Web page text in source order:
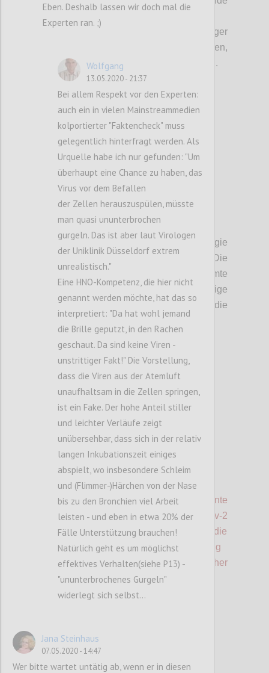
Jede Position hat bei einseitiger
Durchsetzung Risiken und Nebenwirkungen,
die für die Gegenseite nicht aushaltbar sind.
Ausgangspunkt:
Die professionelle Virologie
Die
Epidemiologen und damit die gesamte
Gesellschaft sind durch die bisherige
Erfolgsgeschichte auf die
Virologen als die
einzig kompetenten Retter fixiert.
Die seit 100 Jahren erfolgverwöhnte
Impfstrategie wurde jedoch von SARS-Cov-2
überrundet. Das Virus mutiert in <1 Jahr -
die
Entwicklung einer spezifischen Impfung
dauert >1 Jahr - Das Problem istin der bisher
erfolgreichen Weisenicht lösbar!
Eben. Deshalb lassen wir doch mal die
Experten ran. ;)
Wolfgang
13.05.2020 - 21:37
Bei allem Respekt vor den Experten:
auch ein in vielen Mainstreammedien
kolportierter "Faktencheck" muss
gelegentlich hinterfragt werden. Als
Urquelle habe ich nur gefunden: "Um
überhaupt eine Chance zu haben, das
Virus vor dem Befallen
der Zellen herauszuspülen, müsste
man quasi ununterbrochen
gurgeln. Das ist aber laut Virologen
der Uniklinik Düsseldorf extrem
unrealistisch."
Eine HNO-Kompetenz, die hier nicht
genannt werden möchte, hat das so
interpretiert: "Da hat wohl jemand
die Brille geputzt, in den Rachen
geschaut. Da sind keine Viren -
unstrittiger Fakt!" Die Vorstellung,
dass die Viren aus der Atemluft
unaufhaltsam in die Zellen springen,
ist ein Fake. Der hohe Anteil stiller
und leichter Verläufe zeigt
unübersehbar, dass sich in der relativ
langen Inkubationszeit einiges
abspielt, wo insbesondere Schleim
und (Flimmer-)Härchen von der Nase
bis zu den Bronchien viel Arbeit
leisten - und eben in etwa 20% der
Fälle Unterstützung brauchen!
Natürlich geht es um möglichst
effektives Verhalten(siehe P13) -
"ununterbrochenes Gurgeln"
widerlegt sich selbst...
Jana Steinhaus
07.05.2020 - 14:47
Wer bitte wartet untätig ab, wenn er in diesen